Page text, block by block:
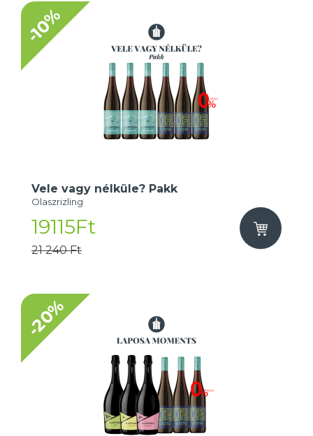
-10%
Vele vagy nélküle? Pakk
Olaszrizling
19115Ft
21 240 Ft
-20%